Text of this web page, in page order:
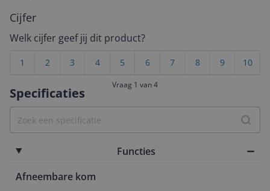
Specificaties
Functies
Afneembare kom
Cijfer
Welk cijfer geef jij dit product?
10
9
8
7
6
5
4
3
2
1
Vraag 1 van 4